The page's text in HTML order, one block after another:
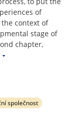
of
context of
stage of
chapter,
společnost